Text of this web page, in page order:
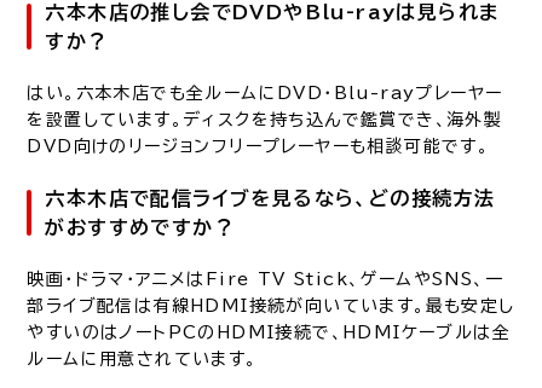
六本木店の推し会でDVDやBlu-rayは見られま
すか？
はい。六本木店でも全ルームにDVD・Blu-rayプレーヤー
を設置しています。ディスクを持ち込んで鑑賞でき、海外製
DVD向けのリージョンフリープレーヤーも相談可能です。
六本木店で配信ライブを見るなら、どの接続方法
がおすすめですか？
映画・ドラマ・アニメはFire TV Stick、ゲームやSNS、一
部ライブ配信は有線HDMI接続が向いています。最も安定し
やすいのはノートPCのHDMI接続で、HDMIケーブルは全
ルームに用意されています。